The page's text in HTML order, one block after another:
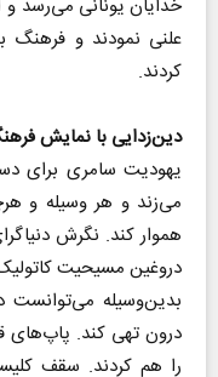
خدایان یونانی می‌رسد و
علنی نمودند و فرهنگ
کردند.
دین‌زدایی با نمایش
یهودیت سامری برای
می‌زند و هر وسیله و
هموار کند‌. نگرش
دروغین مسیحیت
بدین‌وسیله
درون تهی کند. پاپ‌های
را هم کردند. سقف